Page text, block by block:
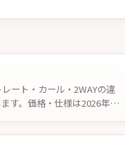
ート・カール・2WAYの違
す。価格・仕様は2026年7